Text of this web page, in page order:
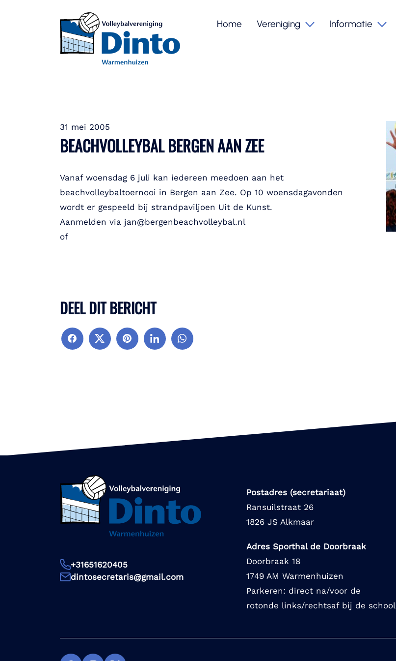
Home Vereniging Informatie
31 mei 2005
BEACHVOLLEYBAL BERGEN AAN ZEE
Vanaf woensdag 6 juli kan iedereen meedoen aan het
beachvolleybaltoernooi in Bergen aan Zee. Op 10 woensdagavonden
wordt er gespeeld bij strandpaviljoen Uit de Kunst.
Aanmelden via jan@bergenbeachvolleybal.nl
of
DEEL DIT BERICHT
+31651620405
dintosecretaris@gmail.com
Postadres (secretariaat)
Ransuilstraat 26
1826 JS Alkmaar
Adres Sporthal de Doorbraak
Doorbraak 18
1749 AM Warmenhuizen
Parkeren: direct na/voor de
rotonde links/rechtsaf bij de school